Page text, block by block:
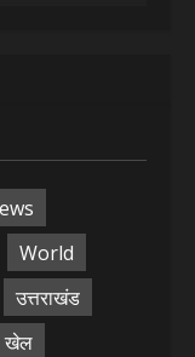
World
उत्तराखंड
खेल